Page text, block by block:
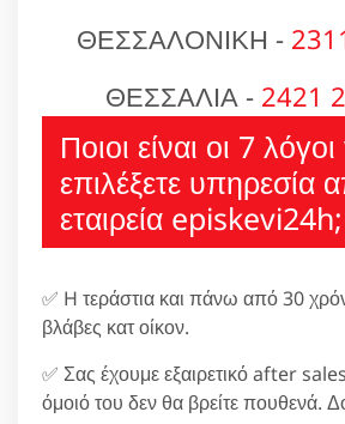
ΘΕΣΣΑΛΟΝΙΚΗ -
ΘΕΣΣΑΛΙΑ - 2421
Ποιοι είναι οι 7
επιλέξετε υπηρεσία
εταιρεία episkevi24h;
✅ H τεράστια και πάνω από 30
βλάβες κατ οίκον.
✅ Σας έχουμε εξαιρετικό after
όμοιό του δεν θα βρείτε πουθενά.